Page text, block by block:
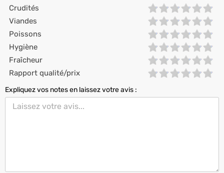
Crudités
Viandes
Poissons
Hygiène
Fraîcheur
Rapport qualité/prix
Expliquez vos notes en laissez votre avis :